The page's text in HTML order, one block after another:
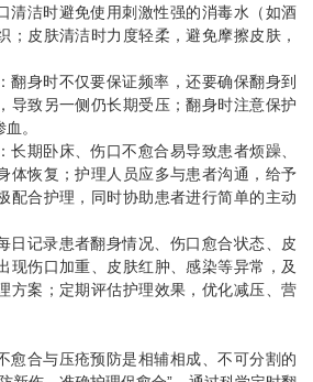
清洁时避免使用刺激性强的消毒水（如酒
；皮肤清洁时力度轻柔，避免摩擦皮肤，
翻身时不仅要保证频率，还要确保翻身到
导致另一侧仍长期受压；翻身时注意保护
。
长期卧床、伤口不愈合易导致患者烦躁、
体恢复；护理人员应多与患者沟通，给予
配合护理，同时协助患者进行简单的主动
日记录患者翻身情况、伤口愈合状态、皮
现伤口加重、皮肤红肿、感染等异常，及
方案；定期评估护理效果，优化减压、营
愈合与压疮预防是相辅相成、不可分割的